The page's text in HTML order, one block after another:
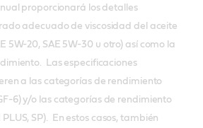
proporcionará los detalles
adecuado de viscosidad del aceite
5W-20, SAE 5W-30 u otro) así como la
Las especificaciones
a las categorías de rendimiento
6) y/o las categorías de rendimiento
PLUS, SP). En estos casos, también